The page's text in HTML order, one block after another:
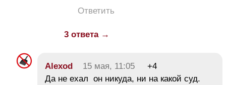
Ответить
3 ответа →
Alexod 15 мая, 11:05
+4
Да не ехал он никуда, ни на какой суд.